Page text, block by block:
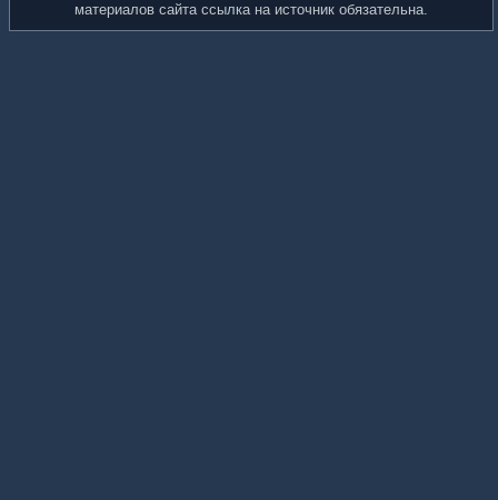
материалов сайта ссылка на источник обязательна.